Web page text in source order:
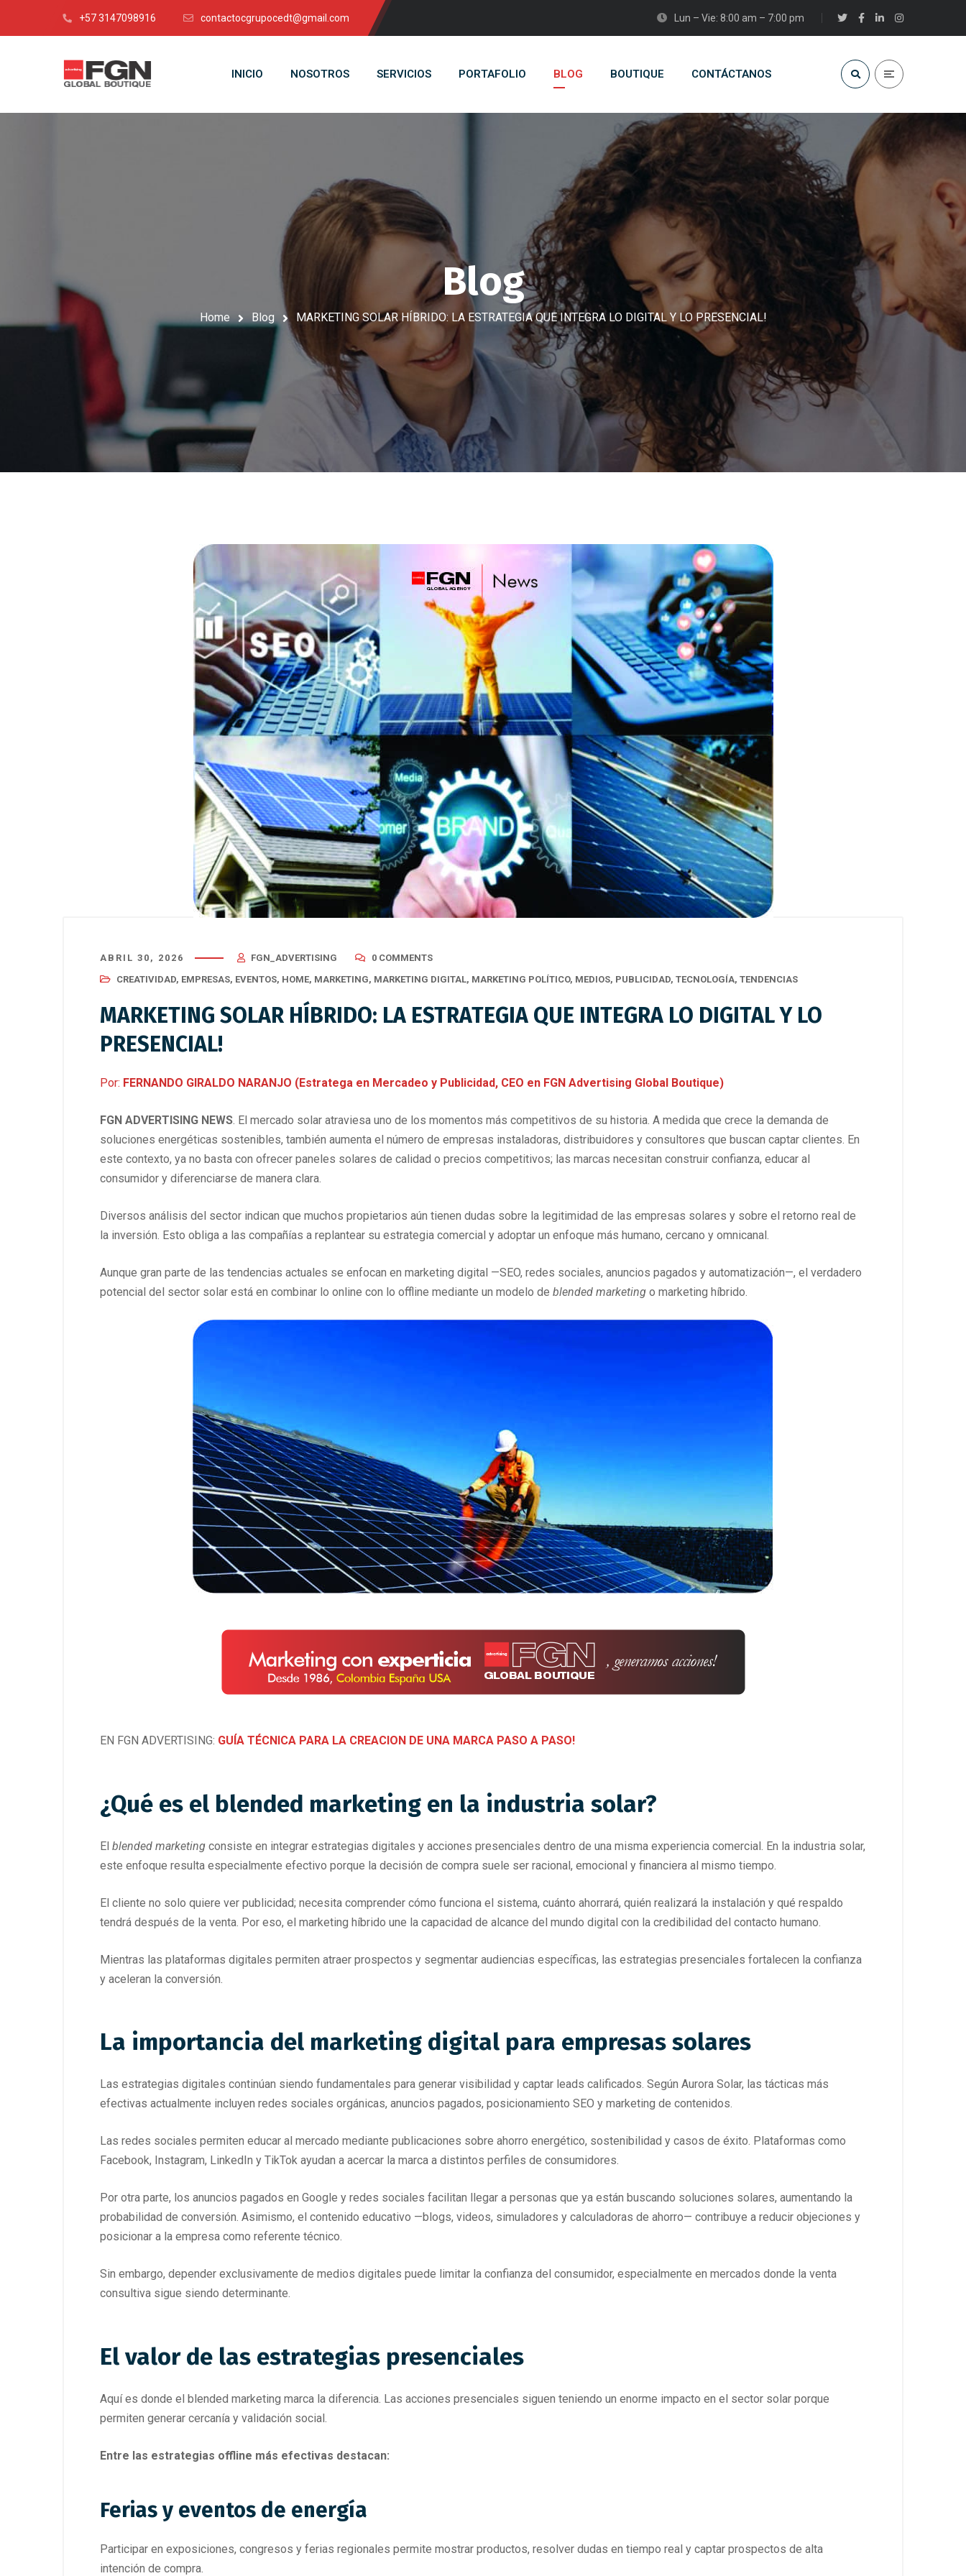
+57 3147098916 contactocgrupocedt@gmail.com Lun – Vie: 8:00 am – 7:00 pm
INICIO NOSOTROS SERVICIOS PORTAFOLIO BLOG BOUTIQUE CONTÁCTANOS
Blog
Home Blog MARKETING SOLAR HÍBRIDO: LA ESTRATEGIA QUE INTEGRA LO DIGITAL Y LO PRESENCIAL!
ABRIL 30, 2026 FGN_ADVERTISING
0 COMMENTS
CREATIVIDAD, EMPRESAS, EVENTOS, HOME, MARKETING, MARKETING DIGITAL, MARKETING POLÍTICO, MEDIOS, PUBLICIDAD, TECNOLOGÍA, TENDENCIAS
MARKETING SOLAR HÍBRIDO: LA ESTRATEGIA QUE INTEGRA LO DIGITAL Y LO
PRESENCIAL!
Por: FERNANDO GIRALDO NARANJO (Estratega en Mercadeo y Publicidad, CEO en FGN Advertising Global Boutique)
FGN ADVERTISING NEWS. El mercado solar atraviesa uno de los momentos más competitivos de su historia. A medida que crece la demanda de
soluciones energéticas sostenibles, también aumenta el número de empresas instaladoras, distribuidores y consultores que buscan captar clientes. En
este contexto, ya no basta con ofrecer paneles solares de calidad o precios competitivos; las marcas necesitan construir confianza, educar al
consumidor y diferenciarse de manera clara.
Diversos análisis del sector indican que muchos propietarios aún tienen dudas sobre la legitimidad de las empresas solares y sobre el retorno real de
la inversión. Esto obliga a las compañías a replantear su estrategia comercial y adoptar un enfoque más humano, cercano y omnicanal.
Aunque gran parte de las tendencias actuales se enfocan en marketing digital —SEO, redes sociales, anuncios pagados y automatización—, el verdadero
potencial del sector solar está en combinar lo online con lo offline mediante un modelo de blended marketing o marketing híbrido.
EN FGN ADVERTISING: GUÍA TÉCNICA PARA LA CREACION DE UNA MARCA PASO A PASO!
¿Qué es el blended marketing en la industria solar?
El blended marketing consiste en integrar estrategias digitales y acciones presenciales dentro de una misma experiencia comercial. En la industria solar,
este enfoque resulta especialmente efectivo porque la decisión de compra suele ser racional, emocional y financiera al mismo tiempo.
El cliente no solo quiere ver publicidad; necesita comprender cómo funciona el sistema, cuánto ahorrará, quién realizará la instalación y qué respaldo
tendrá después de la venta. Por eso, el marketing híbrido une la capacidad de alcance del mundo digital con la credibilidad del contacto humano.
Mientras las plataformas digitales permiten atraer prospectos y segmentar audiencias específicas, las estrategias presenciales fortalecen la confianza
y aceleran la conversión.
La importancia del marketing digital para empresas solares
Las estrategias digitales continúan siendo fundamentales para generar visibilidad y captar leads calificados. Según Aurora Solar, las tácticas más
efectivas actualmente incluyen redes sociales orgánicas, anuncios pagados, posicionamiento SEO y marketing de contenidos.
Las redes sociales permiten educar al mercado mediante publicaciones sobre ahorro energético, sostenibilidad y casos de éxito. Plataformas como
Facebook, Instagram, LinkedIn y TikTok ayudan a acercar la marca a distintos perfiles de consumidores.
Por otra parte, los anuncios pagados en Google y redes sociales facilitan llegar a personas que ya están buscando soluciones solares, aumentando la
probabilidad de conversión. Asimismo, el contenido educativo —blogs, videos, simuladores y calculadoras de ahorro— contribuye a reducir objeciones y
posicionar a la empresa como referente técnico.
Sin embargo, depender exclusivamente de medios digitales puede limitar la confianza del consumidor, especialmente en mercados donde la venta
consultiva sigue siendo determinante.
El valor de las estrategias presenciales
Aquí es donde el blended marketing marca la diferencia. Las acciones presenciales siguen teniendo un enorme impacto en el sector solar porque
permiten generar cercanía y validación social.
Entre las estrategias offline más efectivas destacan:
Ferias y eventos de energía
Participar en exposiciones, congresos y ferias regionales permite mostrar productos, resolver dudas en tiempo real y captar prospectos de alta
intención de compra.